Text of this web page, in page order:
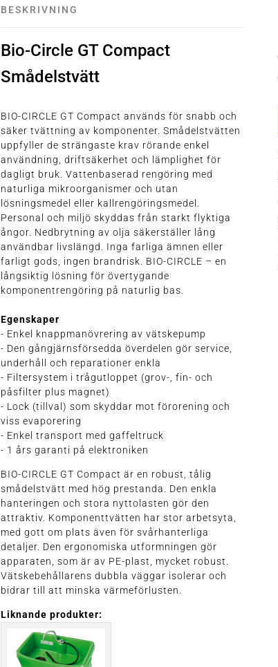
BESKRIVNING
Bio-Circle GT Compact
Smådelstvätt
BIO-CIRCLE GT Compact används för snabb och
säker tvättning av komponenter. Smådelstvätten
uppfyller de strängaste krav rörande enkel
användning, driftsäkerhet och lämplighet för
dagligt bruk. Vattenbaserad rengöring med
naturliga mikroorganismer och utan
lösningsmedel eller kallrengöringsmedel.
Personal och miljö skyddas från starkt flyktiga
ångor. Nedbrytning av olja säkerställer lång
användbar livslängd. Inga farliga ämnen eller
farligt gods, ingen brandrisk. BIO-CIRCLE – en
långsiktig lösning för övertygande
komponentrengöring på naturlig bas.
Egenskaper
- Enkel knappmanövrering av vätskepump
- Den gångjärnsförsedda överdelen gör service,
underhåll och reparationer enkla
- Filtersystem i trågutloppet (grov-, fin- och
påsfilter plus magnet)
- Lock (tillval) som skyddar mot förorening och
viss evaporering
- Enkel transport med gaffeltruck
- 1 års garanti på elektroniken
BIO-CIRCLE GT Compact är en robust, tålig
smådelstvätt med hög prestanda. Den enkla
hanteringen och stora nyttolasten gör den
attraktiv. Komponenttvätten har stor arbetsyta,
med gott om plats även för svårhanterliga
detaljer. Den ergonomiska utformningen gör
apparaten, som är av PE-plast, mycket robust.
Vätskebehållarens dubbla väggar isolerar och
bidrar till att minska värmeförlusten.
Liknande produkter: